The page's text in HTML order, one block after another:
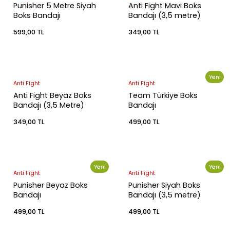
Punisher 5 Metre Siyah
Boks Bandajı
599,00 TL
Anti Fight Mavi Boks
Bandajı (3,5 metre)
349,00 TL
Anti Fight
Anti Fight Beyaz Boks
Bandajı (3,5 Metre)
349,00 TL
Yeni
Anti Fight
Team Türkiye Boks
Bandajı
499,00 TL
Yeni
Anti Fight
Punisher Beyaz Boks
Bandajı
499,00 TL
Yeni
Anti Fight
Punisher Siyah Boks
Bandajı (3,5 metre)
499,00 TL